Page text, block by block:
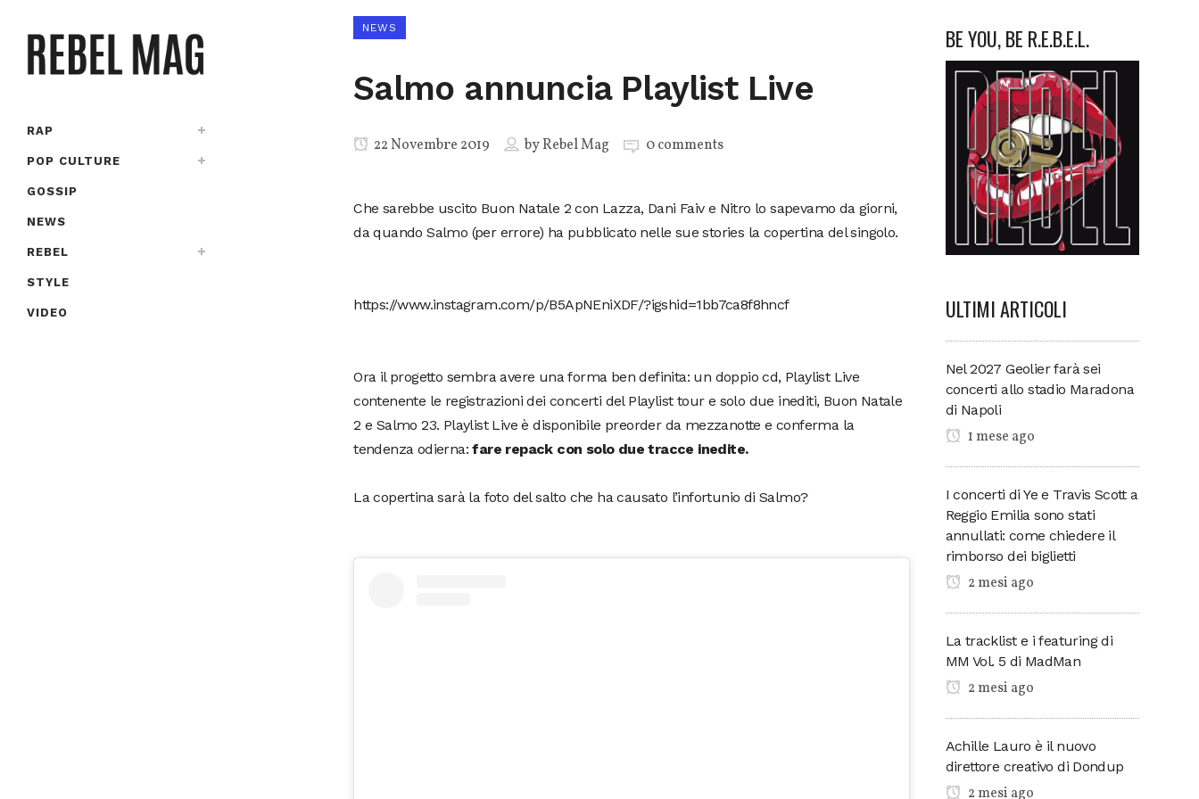
RAP
POP CULTURE
GOSSIP
NEWS
REBEL
STYLE
VIDEO
NEWS
Salmo annuncia Playlist Live
22 Novembre 2019 byRebel Mag 0 comments
Che sarebbe uscito Buon Natale 2 con Lazza, Dani Faiv e Nitro lo sapevamo da giorni,
da quando Salmo (per errore) ha pubblicato nelle sue stories la copertina del singolo.
https://www.instagram.com/p/B5ApNEniXDF/?igshid=1bb7ca8f8hncf
Ora il progetto sembra avere una forma ben definita: un doppio cd, Playlist Live
contenente le registrazioni dei concerti del Playlist tour e solo due inediti, Buon Natale
2 e Salmo 23. Playlist Live è disponibile preorder da mezzanotte e conferma la
tendenza odierna:fare repack con solo due tracce inedite.
La copertina sarà la foto del salto che ha causato l’infortunio di Salmo?
BE YOU, BE R.E.B.E.L.
ULTIMI ARTICOLI
Nel 2027 Geolier farà sei
concerti allo stadio Maradona
di Napoli
1 mese ago
I concerti di Ye e Travis Scott a
Reggio Emilia sono stati
annullati: come chiedere il
rimborso dei biglietti
2 mesi ago
La tracklist e i featuring di
MM Vol. 5 di MadMan
2 mesi ago
Achille Lauro è il nuovo
direttore creativo di Dondup
2 mesi ago